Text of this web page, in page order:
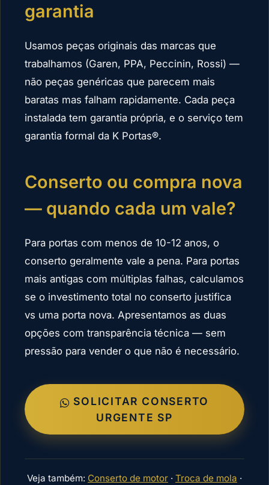
garantia
Usamos peças originais das marcas que
trabalhamos (Garen, PPA, Peccinin, Rossi) —
não peças genéricas que parecem mais
baratas mas falham rapidamente. Cada peça
instalada tem garantia própria, e o serviço tem
garantia formal da K Portas®.
Conserto ou compra nova
— quando cada um vale?
Para portas com menos de 10-12 anos, o
conserto geralmente vale a pena. Para portas
mais antigas com múltiplas falhas, calculamos
se o investimento total no conserto justifica
vs uma porta nova. Apresentamos as duas
opções com transparência técnica — sem
pressão para vender o que não é necessário.
SOLICITAR CONSERTO
URGENTE SP
Veja também: Conserto de motor · Troca de mola ·